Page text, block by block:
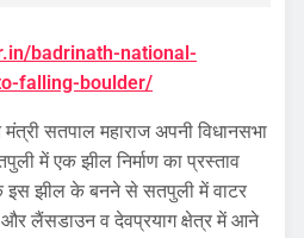
badrinath-national-
falling-boulder/
सतपाल महाराज अपनी विधानसभा
में एक झील निर्माण का प्रस्ताव
इस झील के बनने से सतपुली में वाटर
और लैंसडाउन व देवप्रयाग क्षेत्र में आने